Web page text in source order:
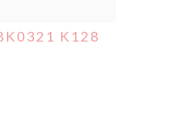
K128